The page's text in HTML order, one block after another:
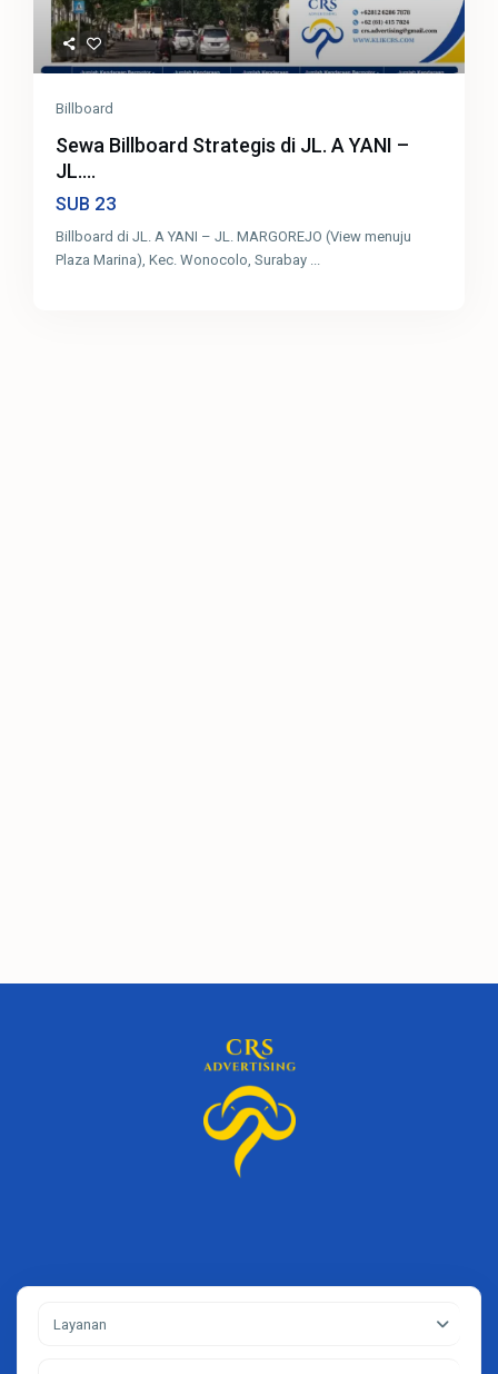
Billboard
Sewa Billboard Strategis di JL. A YANI –
JL....
SUB 23
Billboard di JL. A YANI – JL. MARGOREJO (View menuju
Plaza Marina), Kec. Wonocolo, Surabay ...
Layanan